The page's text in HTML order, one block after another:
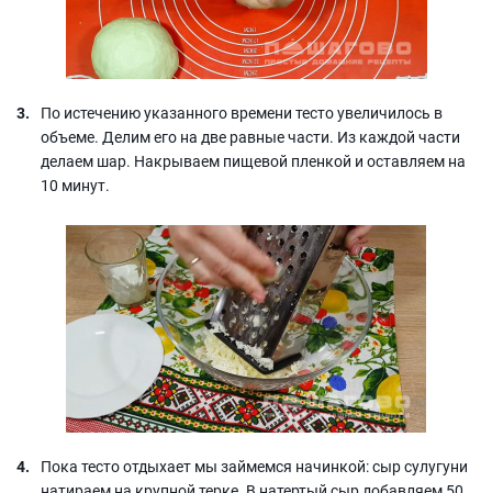
По истечению указанного времени тесто увеличилось в
объеме. Делим его на две равные части. Из каждой части
делаем шар. Накрываем пищевой пленкой и оставляем на
10 минут.
Пока тесто отдыхает мы займемся начинкой: сыр сулугуни